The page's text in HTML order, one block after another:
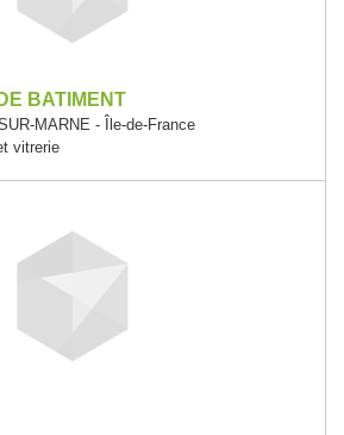
BATIMENT
MARNE - Île-de-France
vitrerie